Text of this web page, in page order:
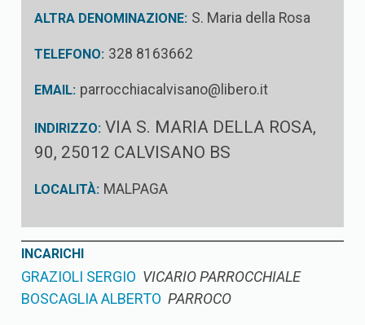
ALTRA DENOMINAZIONE: S. Maria della Rosa
TELEFONO: 328 8163662
EMAIL: parrocchiacalvisano@libero.it
INDIRIZZO: VIA S. MARIA DELLA ROSA,
90, 25012 CALVISANO BS
LOCALITÀ: MALPAGA
INCARICHI
GRAZIOLI SERGIO VICARIO PARROCCHIALE
BOSCAGLIA ALBERTO PARROCO